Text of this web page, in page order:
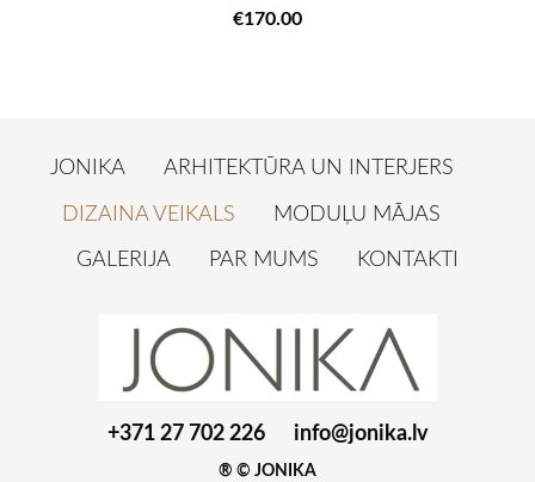
€170.00
JONIKA
ARHITEKTŪRA UN INTERJERS
DIZAINA VEIKALS
MODUĻU MĀJAS
GALERIJA
PAR MUMS KONTAKTI
+371 27 702 226 info@jonika.lv
® © JONIKA